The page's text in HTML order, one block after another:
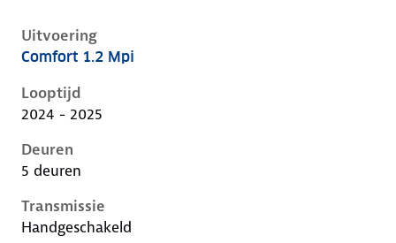
Uitvoering
Hyundai I20 iii-1e-facelift, 1.2 mpi, 58 kW, Benzine, 5
Comfort 1.2 Mpi
Looptijd
2024 - 2025
Deuren
5 deuren
Transmissie
Handgeschakeld